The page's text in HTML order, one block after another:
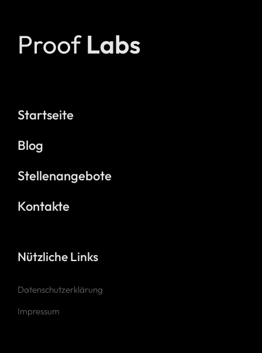
Startseite
Blog
Stellenangebote
Kontakte
Nützliche Links
Datenschutzerklärung
Impressum